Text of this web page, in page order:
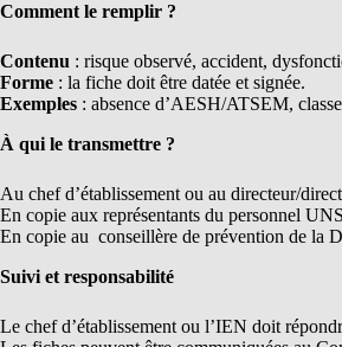
Comment le remplir ?
Contenu : risque observé, accident,
Forme : la fiche doit être datée et signée.
Exemples : absence d’AESH/ATSEM,
À qui le transmettre ?
Au chef d’établissement ou au directeur/
En copie aux représentants du personnel
En copie au conseillère de prévention de la
Suivi et responsabilité
Le chef d’établissement ou l’IEN doit